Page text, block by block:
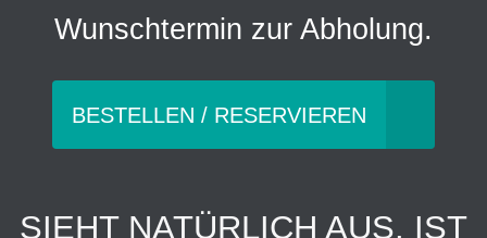
Wunschtermin zur Abholung.
BESTELLEN / RESERVIEREN
SIEHT NATÜRLICH AUS, IST